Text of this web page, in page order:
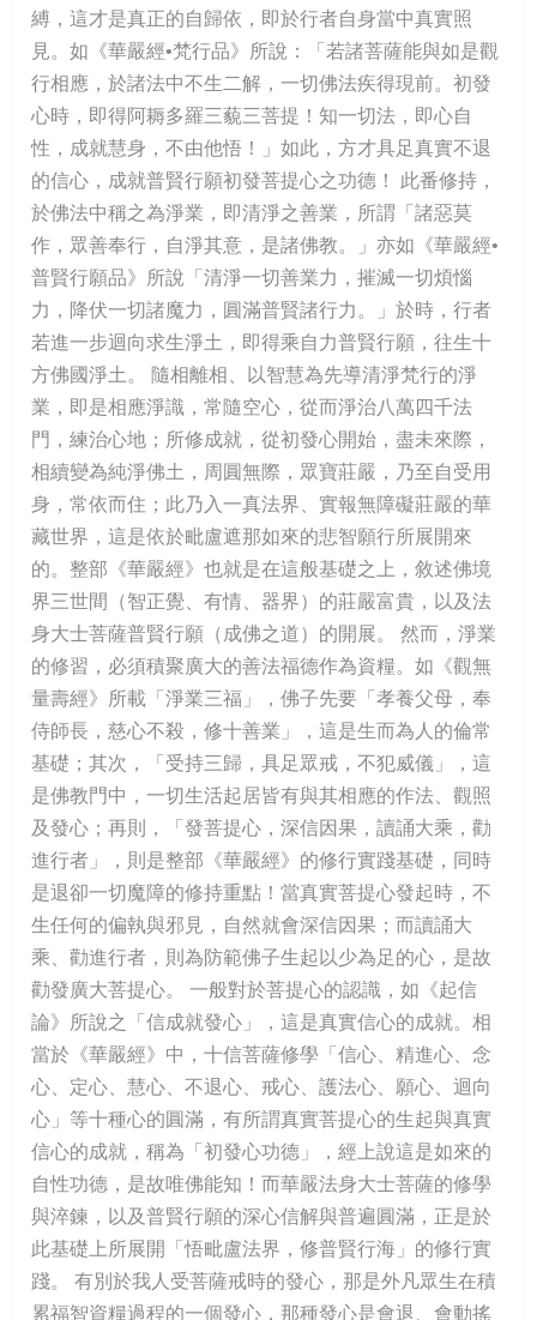
縛，這才是真正的自歸依，即於行者自身當中真實照
見。如《華嚴經•梵行品》所說：「若諸菩薩能與如是觀
行相應，於諸法中不生二解，一切佛法疾得現前。初發
心時，即得阿耨多羅三藐三菩提！知一切法，即心自
性，成就慧身，不由他悟！」如此，方才具足真實不退
的信心，成就普賢行願初發菩提心之功德！ 此番修持，
於佛法中稱之為淨業，即清淨之善業，所謂「諸惡莫
作，眾善奉行，自淨其意，是諸佛教。」亦如《華嚴經•
普賢行願品》所說「清淨一切善業力，摧滅一切煩惱
力，降伏一切諸魔力，圓滿普賢諸行力。」於時，行者
若進一步迴向求生淨土，即得乘自力普賢行願，往生十
方佛國淨土。 隨相離相、以智慧為先導清淨梵行的淨
業，即是相應淨識，常隨空心，從而淨治八萬四千法
門，練治心地；所修成就，從初發心開始，盡未來際，
相續變為純淨佛土，周圓無際，眾寶莊嚴，乃至自受用
身，常依而住；此乃入一真法界、實報無障礙莊嚴的華
藏世界，這是依於毗盧遮那如來的悲智願行所展開來
的。整部《華嚴經》也就是在這般基礎之上，敘述佛境
界三世間（智正覺、有情、器界）的莊嚴富貴，以及法
身大士菩薩普賢行願（成佛之道）的開展。 然而，淨業
的修習，必須積聚廣大的善法福德作為資糧。如《觀無
量壽經》所載「淨業三福」，佛子先要「孝養父母，奉
侍師長，慈心不殺，修十善業」，這是生而為人的倫常
基礎；其次，「受持三歸，具足眾戒，不犯威儀」，這
是佛教門中，一切生活起居皆有與其相應的作法、觀照
及發心；再則，「發菩提心，深信因果，讀誦大乘，勸
進行者」，則是整部《華嚴經》的修行實踐基礎，同時
是退卻一切魔障的修持重點！當真實菩提心發起時，不
生任何的偏執與邪見，自然就會深信因果；而讀誦大
乘、勸進行者，則為防範佛子生起以少為足的心，是故
勸發廣大菩提心。 一般對於菩提心的認識，如《起信
論》所說之「信成就發心」，這是真實信心的成就。相
當於《華嚴經》中，十信菩薩修學「信心、精進心、念
心、定心、慧心、不退心、戒心、護法心、願心、迴向
心」等十種心的圓滿，有所謂真實菩提心的生起與真實
信心的成就，稱為「初發心功德」，經上說這是如來的
自性功德，是故唯佛能知！而華嚴法身大士菩薩的修學
與淬鍊，以及普賢行願的深心信解與普遍圓滿，正是於
此基礎上所展開「悟毗盧法界，修普賢行海」的修行實
踐。 有別於我人受菩薩戒時的發心，那是外凡眾生在積
累福智資糧過程的一個發心，那種發心是會退、會動搖